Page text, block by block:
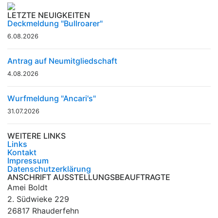
LETZTE NEUIGKEITEN
Deckmeldung "Bullroarer"
6.08.2026
Antrag auf Neumitgliedschaft
4.08.2026
Wurfmeldung "Ancari's"
31.07.2026
WEITERE LINKS
Links
Kontakt
Impressum
Datenschutzerklärung
ANSCHRIFT AUSSTELLUNGSBEAUFTRAGTE
Amei Boldt
2. Südwieke 229
26817 Rhauderfehn